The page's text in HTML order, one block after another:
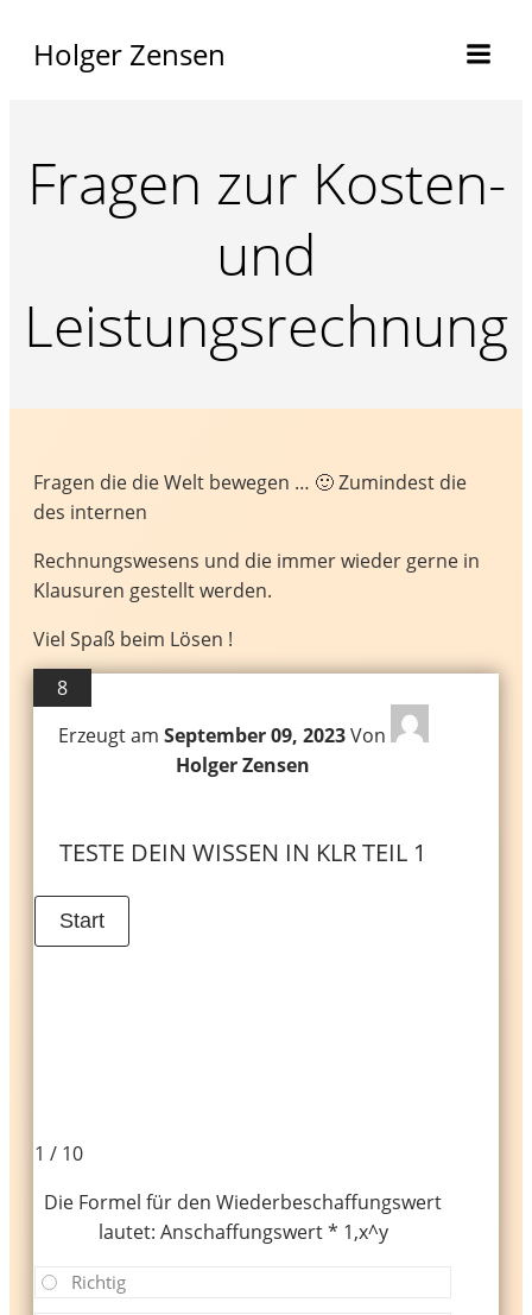
Holger Zensen
Fragen zur Kosten-
und
Leistungsrechnung
Fragen die die Welt bewegen … 🙂 Zumindest die
des internen
Rechnungswesens und die immer wieder gerne in
Klausuren gestellt werden.
Viel Spaß beim Lösen !
8
Erzeugt am September 09, 2023Von
Holger Zensen
TESTE DEIN WISSEN IN KLR TEIL 1
1 / 10
Die Formel für den Wiederbeschaffungswert
lautet: Anschaffungswert * 1,x^y
Richtig